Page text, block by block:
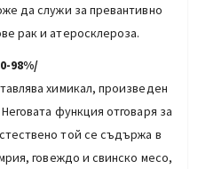
да служи за превантивно
рак и атеросклероза.
98%/
химикал, произведен
функция отговаря за
той се съдържа в
говеждо и свинско месо,